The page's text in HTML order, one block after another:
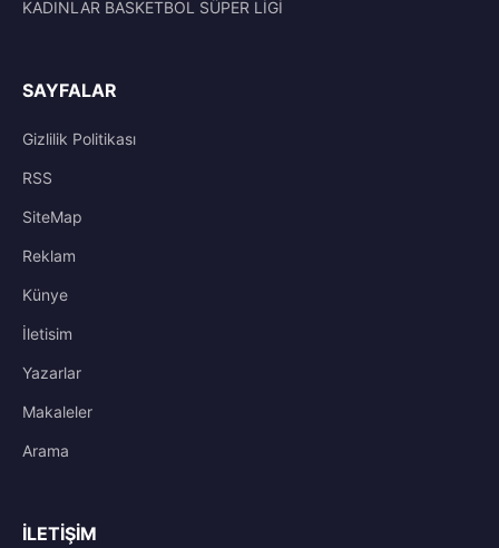
KADINLAR BASKETBOL SÜPER LİGİ
SAYFALAR
Gizlilik Politikası
RSS
SiteMap
Reklam
Künye
İletisim
Yazarlar
Makaleler
Arama
İLETIŞIM